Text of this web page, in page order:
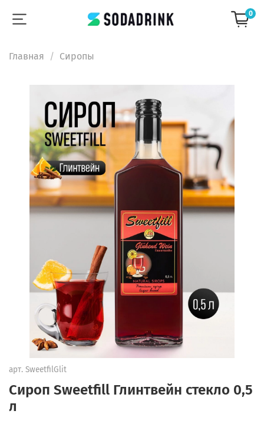
0
Главная Сиропы
арт. SweetfilGlit
Сироп Sweetfill Глинтвейн стекло 0,5
л